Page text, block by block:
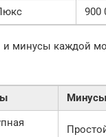
900
минусы каждой
Минусы